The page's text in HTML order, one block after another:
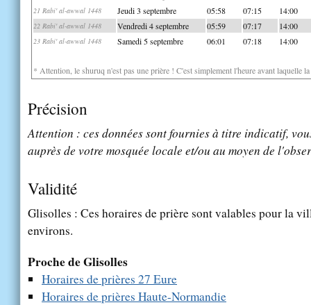
21 Rabi' al-awwal 1448 Jeudi 3 septembre 05:58 07:15 14:00
22 Rabi' al-awwal 1448 Vendredi 4 septembre 05:59 07:17 14:00
23 Rabi' al-awwal 1448 Samedi 5 septembre 06:01 07:18 14:00
* Attention, le shuruq n'est pas une prière ! C'est simplement l'heure avant laquelle
Précision
Attention : ces données sont fournies à titre indicatif,
auprès de votre mosquée locale et/ou au moyen de
Validité
Glisolles : Ces horaires de prière sont valables pour la
environs.
Proche de Glisolles
Horaires de prières 27 Eure
Horaires de prières Haute-Normandie